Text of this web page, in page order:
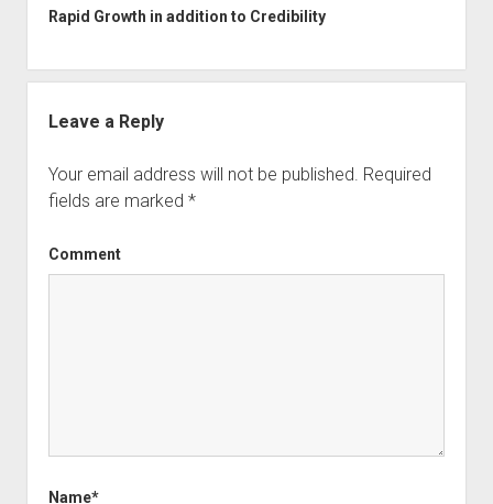
Rapid Growth in addition to Credibility
Leave a Reply
Your email address will not be published. Required
fields are marked *
Comment
Name*